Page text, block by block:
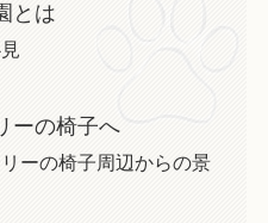
とは
ーの椅子へ
ーの椅子周辺からの景